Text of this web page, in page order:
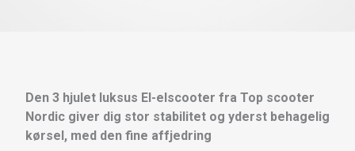
Den 3 hjulet luksus El-elscooter fra Top scooter
Nordic giver dig stor stabilitet og yderst behagelig
kørsel, med den fine affjedring